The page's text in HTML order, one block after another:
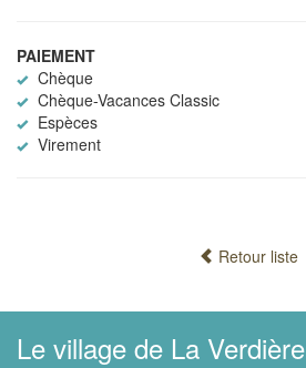
PAIEMENT
Chèque
Chèque-Vacances Classic
Espèces
Virement
Retour liste
Le village de La Verdière